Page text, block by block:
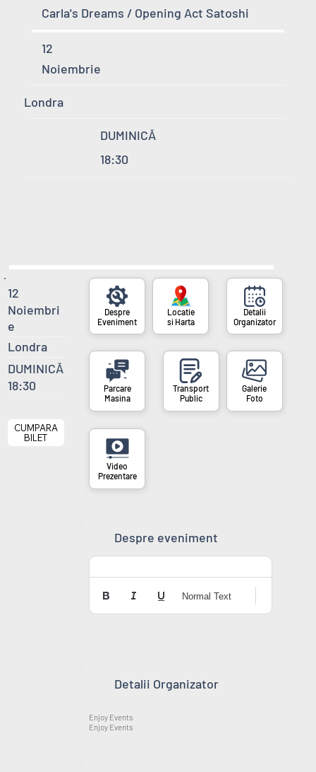
Carla's Dreams / Opening Act Satoshi
12
Noiembrie
Londra
DUMINICĂ
18:30
Eveniment
Organizator
si Harta
Masina
Transport
Public
Galerie
Foto
Video
Prezentare
Despre eveniment
Normal Text
Detalii Organizator
Enjoy Events
Enjoy Events
12
Noiembri
e
Londra
DUMINICĂ
18:30
CUMPARA
BILET